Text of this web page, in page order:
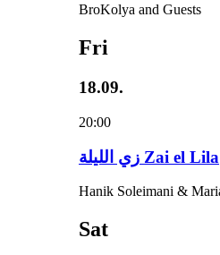
BroKolya and Guests
Fri
18.09.
20:00
زي‌ اللیلة Zai el Lila
Hanik Soleimani &
Sat